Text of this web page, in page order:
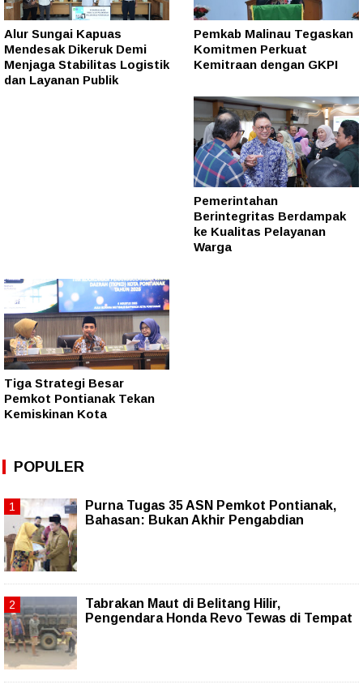
Alur Sungai Kapuas
Mendesak Dikeruk Demi
Menjaga Stabilitas Logistik
dan Layanan Publik
Pemkab Malinau Tegaskan
Komitmen Perkuat
Kemitraan dengan GKPI
Pemerintahan
Berintegritas Berdampak
ke Kualitas Pelayanan
Warga
Tiga Strategi Besar
Pemkot Pontianak Tekan
Kemiskinan Kota
POPULER
Purna Tugas 35 ASN Pemkot Pontianak,
Bahasan: Bukan Akhir Pengabdian
Tabrakan Maut di Belitang Hilir,
Pengendara Honda Revo Tewas di Tempat